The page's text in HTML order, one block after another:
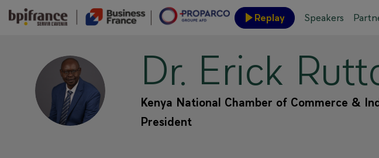
Replay Speakers
Event site map
DER Dr. Erick
Kenya National Chamber of Commerce &
President